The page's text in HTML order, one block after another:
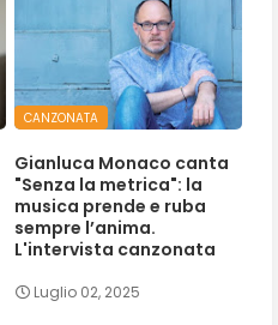
CANZONATA
Gianluca Monaco canta
"Senza la metrica": la
musica prende e ruba
sempre l’anima.
L'intervista canzonata
Luglio 02, 2025